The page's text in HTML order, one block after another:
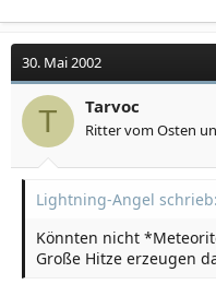
30. Mai 2002
T Tarvoc
Ritter vom Osten
Lightning-Angel schrieb:
Könnten nicht
Große Hitze erzeugen